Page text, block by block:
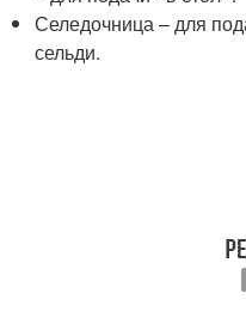
Селедочница – для
сельди.